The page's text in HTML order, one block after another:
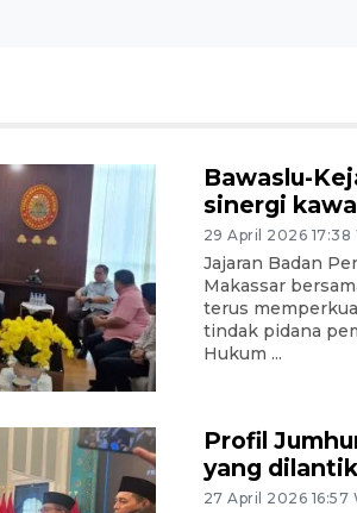
Bawaslu-
sinergi
29 April 2026 17:38
Jajaran Badan
Makassar
terus
tindak pidana
Hukum ...
Profil
yang
27 April 2026 16:57